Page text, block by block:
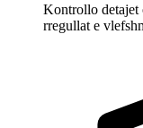
Kontrollo detajet
rregullat e